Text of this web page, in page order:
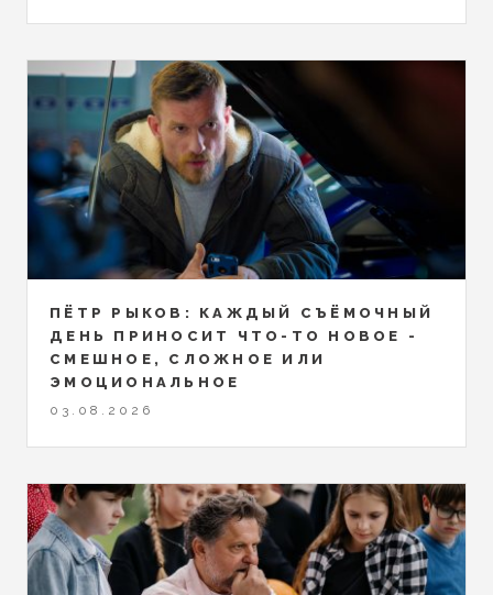
ПЁТР РЫКОВ: КАЖДЫЙ СЪЁМОЧНЫЙ
ДЕНЬ ПРИНОСИТ ЧТО-ТО НОВОЕ -
СМЕШНОЕ, СЛОЖНОЕ ИЛИ
ЭМОЦИОНАЛЬНОЕ
03.08.2026